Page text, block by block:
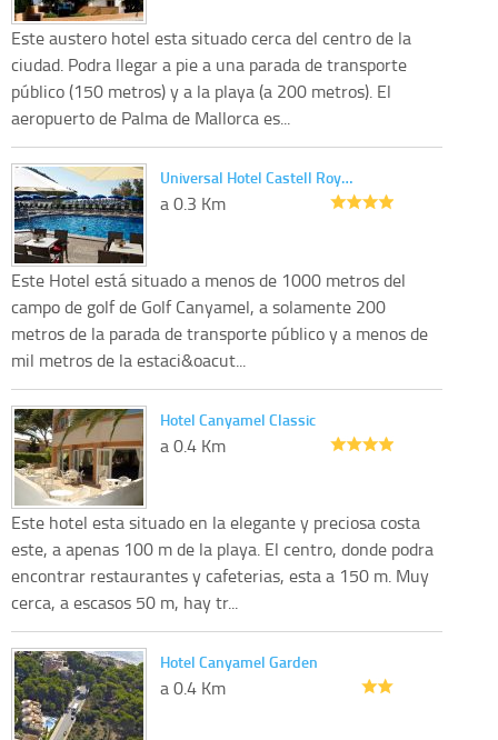
Este austero hotel esta situado cerca del centro de la
ciudad. Podra llegar a pie a una parada de transporte
público (150 metros) y a la playa (a 200 metros). El
aeropuerto de Palma de Mallorca es...
Universal Hotel Castell Roy…
a 0.3 Km
Este Hotel está situado a menos de 1000 metros del
campo de golf de Golf Canyamel, a solamente 200
metros de la parada de transporte público y a menos de
mil metros de la estaci&oacut...
Hotel Canyamel Classic
a 0.4 Km
Este hotel esta situado en la elegante y preciosa costa
este, a apenas 100 m de la playa. El centro, donde podra
encontrar restaurantes y cafeterias, esta a 150 m. Muy
cerca, a escasos 50 m, hay tr...
Hotel Canyamel Garden
a 0.4 Km